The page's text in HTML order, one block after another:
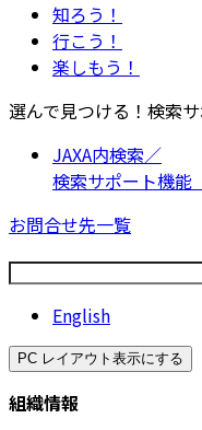
知ろう！
行こう！
楽しもう！
選んで見つける！検索
JAXA内検索／
検索サポート機能
お問合せ先一覧
English
PC レイアウト表示にする
組織情報